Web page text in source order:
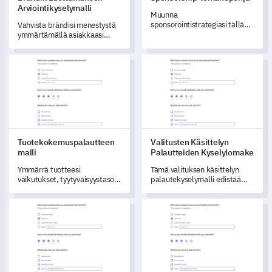
Arviointikyselymalli
Vahvista brändisi menestystä
ymmärtämällä asiakkaasi
"Brändiluottamuksen
Arviointikysely" -mallin avulla.
Muunna
sponsorointistrategiasi tällä
Tuotekokemuspalautteen malli
Tuotekokemuspalautteen
malli
Ymmärrä tuotteesi
vaikutukset, tyytyväisyystasot
kattavan tuotekokemuksen
palautemallin avulla.
Valitusten Käsittelyn
Valitusten Käsittelyn
Palautteiden Kyselylomake
Tämä valituksen käsittelyn
palautekyselymalli edistää
ymmärtämällä heidän
valitusten
käsittelykokemustaan.
Lemmikkiruokintaneuvontapalautteen malliBrändin Luottamuksen